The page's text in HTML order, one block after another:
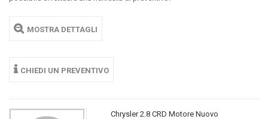
MOSTRA DETTAGLI
CHIEDI UN PREVENTIVO
Chrysler 2.8 CRD Motore Nuovo